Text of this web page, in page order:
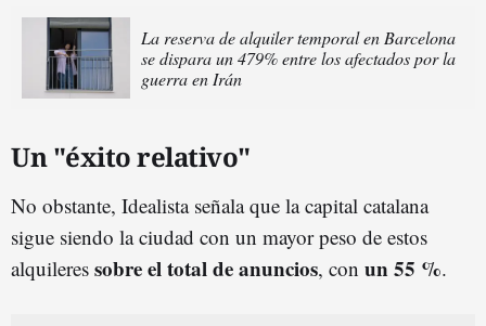
La reserva de alquiler temporal en Barcelona
se dispara un 479% entre los afectados por la
guerra en Irán
Un "éxito relativo"
No obstante, Idealista señala que la capital catalana
sigue siendo la ciudad con un mayor peso de estos
alquileres sobre el total de anuncios, con un 55 %.